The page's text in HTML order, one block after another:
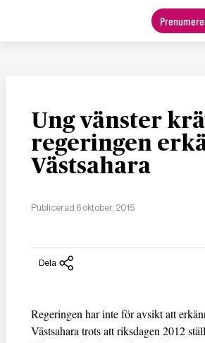
Ung vänster
regeringen
Västsahara
Publicerad 6 oktober, 2015
Dela
Regeringen har inte för avsikt att
Västsahara trots att riksdagen 2012